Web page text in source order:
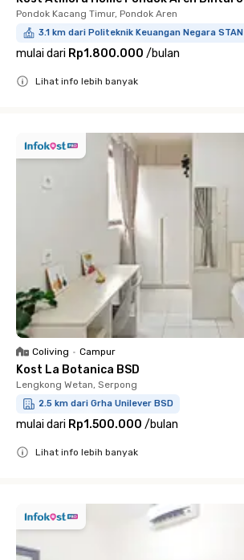
Pondok Kacang Timur, Pondok Aren
3.1 km dari Politeknik Keuangan Negara STAN
mulai dari Rp1.800.000 /bulan
Lihat info lebih banyak
Coliving • Campur
Kost La Botanica BSD
Lengkong Wetan, Serpong
2.5 km dari Grha Unilever BSD
mulai dari Rp1.500.000 /bulan
Lihat info lebih banyak